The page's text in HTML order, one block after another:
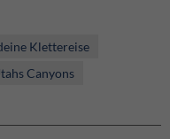
Klettereise
Canyons